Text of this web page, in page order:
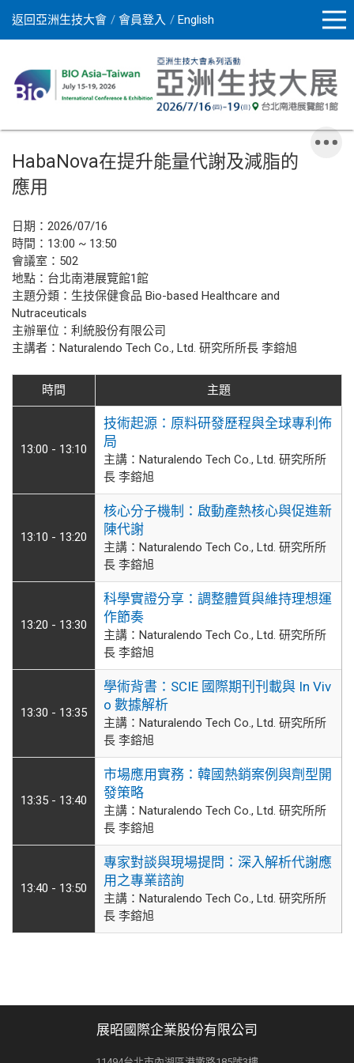
返回亞洲生技大會 會員登入 English
HabaNova在提升能量代謝及減脂的
應用
日期：2026/07/16
時間：13:00 ~ 13:50
會議室：502
地點：台北南港展覽館1館
主題分類：生技保健食品 Bio-based Healthcare and
Nutraceuticals
主辦單位：利統股份有限公司
主講者：Naturalendo Tech Co., Ltd. 研究所所長 李鎔旭
時間 主題
13:00 - 13:10
技術起源：原料研發歷程與全球專利佈
局
主講：Naturalendo Tech Co., Ltd. 研究所所
長 李鎔旭
13:10 - 13:20
核心分子機制：啟動產熱核心與促進新
陳代謝
主講：Naturalendo Tech Co., Ltd. 研究所所
長 李鎔旭
13:20 - 13:30
科學實證分享：調整體質與維持理想運
作節奏
主講：Naturalendo Tech Co., Ltd. 研究所所
長 李鎔旭
13:30 - 13:35
學術背書：SCIE 國際期刊刊載與 In Viv
o 數據解析
主講：Naturalendo Tech Co., Ltd. 研究所所
長 李鎔旭
13:35 - 13:40
市場應用實務：韓國熱銷案例與劑型開
發策略
主講：Naturalendo Tech Co., Ltd. 研究所所
長 李鎔旭
13:40 - 13:50
專家對談與現場提問：深入解析代謝應
用之專業諮詢
主講：Naturalendo Tech Co., Ltd. 研究所所
長 李鎔旭
展昭國際企業股份有限公司